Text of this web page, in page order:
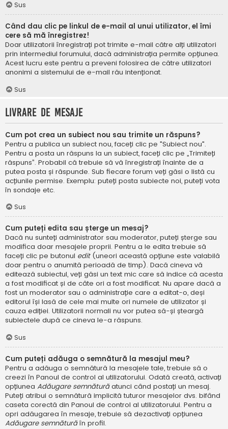
Sus
Când dau clic pe linkul de e-mail al unui utilizator, el îmi
cere să mă înregistrez!
Doar utilizatorii înregistrați pot trimite e-mail către alți utilizatori
prin intermediul forumului, dacă administrația permite opțiunea.
Acest lucru este pentru a preveni folosirea de către utilizatori
anonimi a sistemului de e-mail rău intenționat.
Sus
Livrare de mesaje
Cum pot crea un subiect nou sau trimite un răspuns?
Pentru a publica un subiect nou, faceți clic pe "Subiect nou".
Pentru a posta un răspuns la un subiect, faceți clic pe „Trimiteți
răspuns”. Probabil că trebuie să vă înregistrați înainte de a
putea posta și răspunde. Sub fiecare forum veți găsi o listă cu
acțiunile permise. Exemplu: puteți posta subiecte noi, puteți vota
în sondaje etc.
Sus
Cum puteți edita sau șterge un mesaj?
Dacă nu sunteți administrator sau moderator, puteți șterge sau
modifica doar mesajele proprii. Pentru a le edita trebuie să
faceți clic pe butonul edit (uneori această opțiune este valabilă
doar pentru o anumită perioadă de timp). Dacă cineva vă
editează subiectul, veți găsi un text mic care să indice că acesta
a fost modificat și de câte ori a fost modificat. Nu apare dacă a
fost un moderator sau o administrație care a editat-o, deși
editorul își lasă de cele mai multe ori numele de utilizator și
cauza ediției. Utilizatorii normali nu vor putea să-și șteargă
subiectele după ce cineva le-a răspuns.
Sus
Cum puteți adăuga o semnătură la mesajul meu?
Pentru a adăuga o semnătură la mesajele tale, trebuie să o
creezi în Panoul de control al utilizatorului. Odată creată, activați
opțiunea Adăugare semnăturăatunci când postați un mesaj.
Puteți atribui o semnătură implicită tuturor mesajelor dvs. bifând
caseta corectă din Panoul de control al utilizatorului. Pentru a
opri adăugarea în mesaje, trebuie să dezactivați opțiunea
Adăugare semnăturăîn profil.